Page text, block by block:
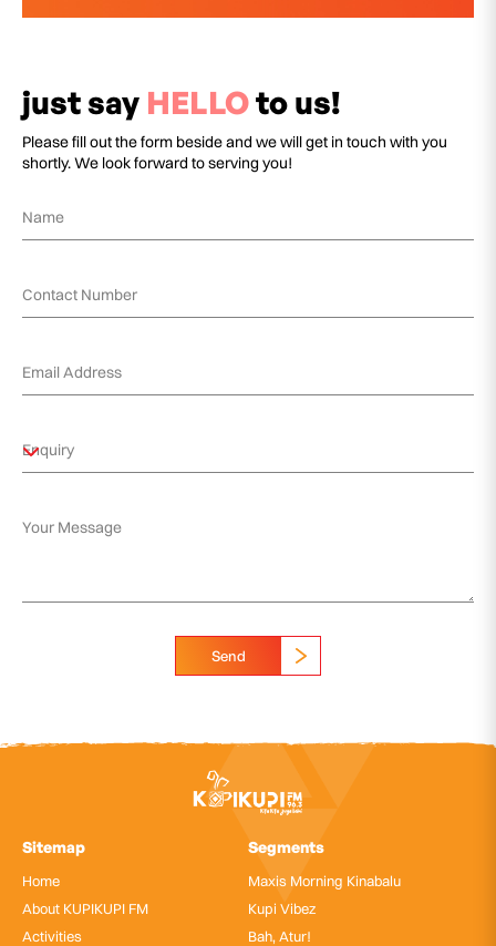
just say HELLOto us!
Please fill out the form beside and we will get in touch with you
shortly. We look forward to serving you!
Send
Sitemap
Home
About KUPIKUPI FM
Activities
Segments
Maxis Morning Kinabalu
Kupi Vibez
Bah, Atur!